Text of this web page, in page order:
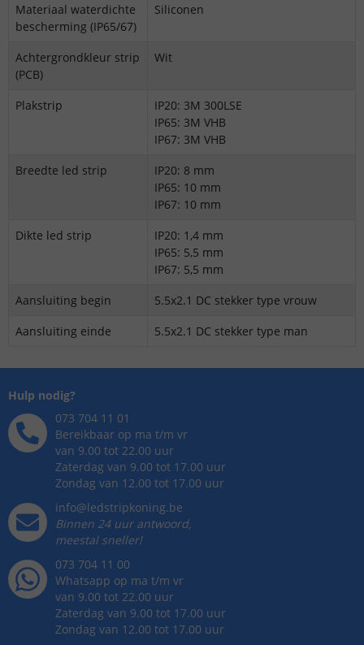
Materiaal waterdichte
bescherming (IP65/67)
Siliconen
Achtergrondkleur strip
(PCB)
Wit
Plakstrip
IP20: 3M 300LSE
IP65: 3M VHB
IP67: 3M VHB
Breedte led strip
IP20: 8 mm
IP65: 10 mm
IP67: 10 mm
Dikte led strip
IP20: 1,4 mm
IP65: 5,5 mm
IP67: 5,5 mm
Aansluiting begin
5.5x2.1 DC stekker type vrouw
Aansluiting einde
5.5x2.1 DC stekker type man
Hulp nodig?
073 704 11 01
Bereikbaar op ma t/m vr
van 9.00 tot 22.00 uur
Zaterdag van 9.00 tot 17.00 uur
Zondag van 12.00 tot 17.00 uur
info@ledstripkoning.be
Binnen 24 uur antwoord,
meestal sneller!
073 704 11 00
Whatsapp op ma t/m vr
van 9.00 tot 22.00 uur
Zaterdag van 9.00 tot 17.00 uur
Zondag van 12.00 tot 17.00 uur